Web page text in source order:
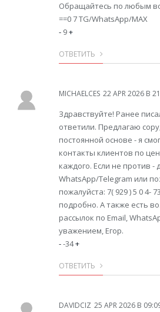
Обращайтесь по любым
==0 7 TG/WhatsApp/MAX
- 9+
ОТВЕТИТЬ
MICHAELCES 22 APR 2026 В
Здравствуйте! Ранее
ответили. Предлагаю
постоянной основе - я
контакты клиентов по
каждого. Если не против
WhatsApp/Telegram или
пожалуйста: 7( 929 ) 5 0 4-
подробно. А также есть
рассылок по Email,
уважением, Егор.
--34+
ОТВЕТИТЬ
DAVIDCIZ 25 APR 2026 В